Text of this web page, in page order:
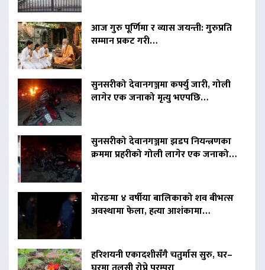
आज गुरु पूर्णिमा र व्यास जयन्ती: गुरुप्रति
सम्मान प्रकट गरी…
सुनसरीको देवानगञ्जमा कर्फ्यु जारी, गोली
लागेर एक जनाको मृत्यु भएपछि…
सुनसरीको देवानगञ्जमा झडप नियन्त्रणका
क्रममा प्रहरीको गोली लागेर एक जनाको…
मोरङमा ४ वर्षीया बालिकाको शव बीभत्स
अवस्थामा फेला, हत्या आशंकामा…
हरिशयनी एकादशीसँगै चतुर्मास सुरु, घर–